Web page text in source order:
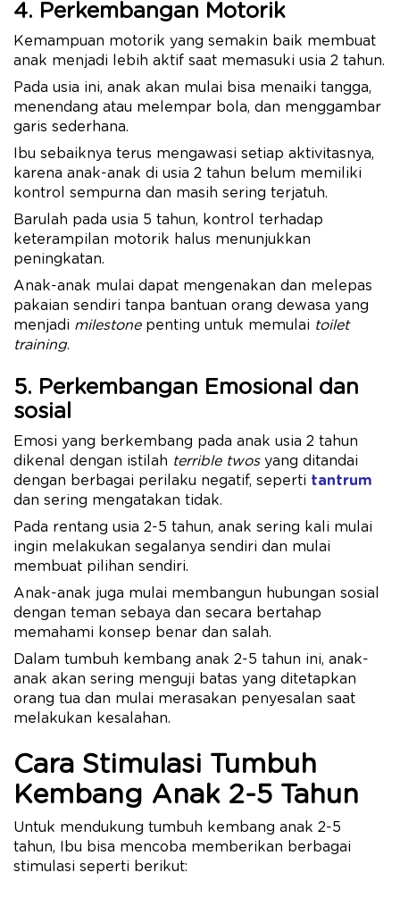
4. Perkembangan Motorik
Kemampuan motorik yang semakin baik membuat
anak menjadi lebih aktif saat memasuki usia 2 tahun.
Pada usia ini, anak akan mulai bisa menaiki tangga,
menendang atau melempar bola, dan menggambar
garis sederhana.
Ibu sebaiknya terus mengawasi setiap aktivitasnya,
karena anak-anak di usia 2 tahun belum memiliki
kontrol sempurna dan masih sering terjatuh.
Barulah pada usia 5 tahun, kontrol terhadap
keterampilan motorik halus menunjukkan
peningkatan.
Anak-anak mulai dapat mengenakan dan melepas
pakaian sendiri tanpa bantuan orang dewasa yang
menjadi milestone penting untuk memulai toilet
training.
5. Perkembangan Emosional dan
sosial
Emosi yang berkembang pada anak usia 2 tahun
dikenal dengan istilah terrible twosyang ditandai
dengan berbagai perilaku negatif, seperti tantrum
dan sering mengatakan tidak.
Pada rentang usia 2-5 tahun, anak sering kali mulai
ingin melakukan segalanya sendiri dan mulai
membuat pilihan sendiri.
Anak-anak juga mulai membangun hubungan sosial
dengan teman sebaya dan secara bertahap
memahami konsep benar dan salah.
Dalam tumbuh kembang anak 2-5 tahun ini, anak-
anak akan sering menguji batas yang ditetapkan
orang tua dan mulai merasakan penyesalan saat
melakukan kesalahan.
Cara Stimulasi Tumbuh
Kembang Anak 2-5 Tahun
Untuk mendukung tumbuh kembang anak 2-5
tahun, Ibu bisa mencoba memberikan berbagai
stimulasi seperti berikut: